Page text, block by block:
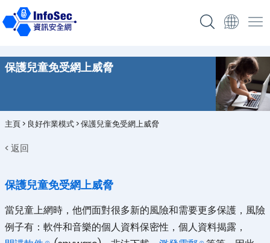
保護兒童免受網上威脅
主頁> 良好作業模式>保護兒童免受網上威脅
< 返回
保護兒童免受網上威脅
當兒童上網時，他們面對很多新的風險和需要更多保護，風險
例子有：軟件和音樂的個人資料保密性，個人資料揭露，